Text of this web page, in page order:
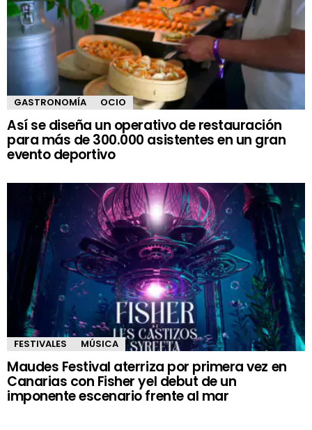
GASTRONOMÍA OCIO
Así se diseña un operativo de restauración
para más de 300.000 asistentes en un gran
evento deportivo
FESTIVALES MÚSICA
Maudes Festival aterriza por primera vez en
Canarias con Fisher yel debut de un
imponente escenario frente al mar